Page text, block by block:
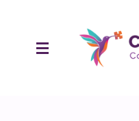
contenu